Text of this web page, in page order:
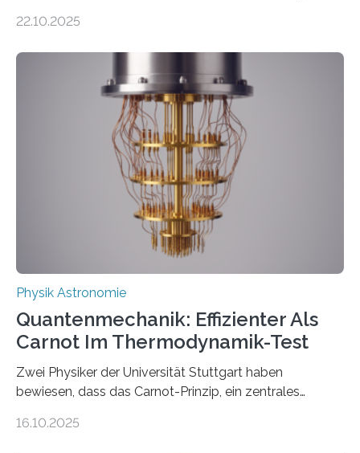
oft von Autor*innen, die eng zusammenarbeiten. Neue
werden schnell weiterentwickelt. Dies ist der Alltag in
der Forschung der Quantentheorie, die dieses Jahr 100
Jahre alt geworden ist, weshalb die UNESCO 2025 zum
Internationalen Jahr der Quantenwissenschaft und -
technologie ausgerufen hat. Doch nun hat eine
internationale Forschungsgruppe um den
22.10.2025
Physik Astronomie
Quantenmechanik: Effizienter Als
Carnot Im Thermodynamik-Test
Zwei Physiker der Universität Stuttgart haben
bewiesen, dass das Carnot-Prinzip, ein zentrales
Größenordnung von Atomen gilt, deren physikalische
16.10.2025